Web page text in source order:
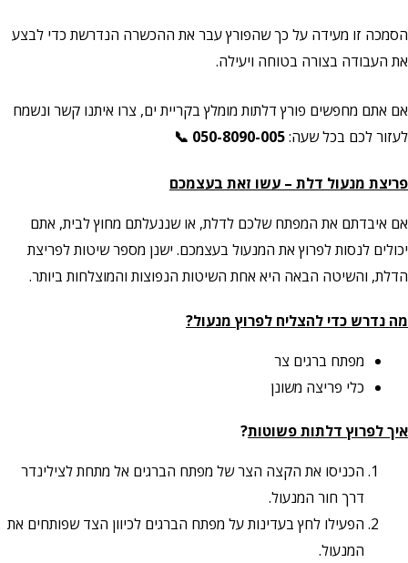
הסמכה זו מעידה על כך שהפורץ עבר את ההכשרה הנדרשת כדי לבצע
את העבודה בצורה בטוחה ויעילה.
אם אתם מחפשים פורץ דלתות מומלץ בקריית ים, צרו איתנו קשר ונשמח
לעזור לכם בכל שעה:050-8090-005
📞
פריצת מנעול דלת – עשו זאת בעצמכם
אם איבדתם את המפתח שלכם לדלת, או שננעלתם מחוץ לבית, אתם
יכולים לנסות לפרוץ את המנעול בעצמכם. ישנן מספר שיטות לפריצת
הדלת, והשיטה הבאה היא אחת השיטות הנפוצות והמוצלחות ביותר.
מה נדרש כדי להצליח לפרוץ מנעול?
מפתח ברגים צר
כלי פריצה משונן
איך לפרוץ דלתות פשוטות?
הכניסו את הקצה הצר של מפתח הברגים אל מתחת לצילינדר
דרך חור המנעול.
הפעילו לחץ בעדינות על מפתח הברגים לכיוון הצד שפותחים את
המנעול.